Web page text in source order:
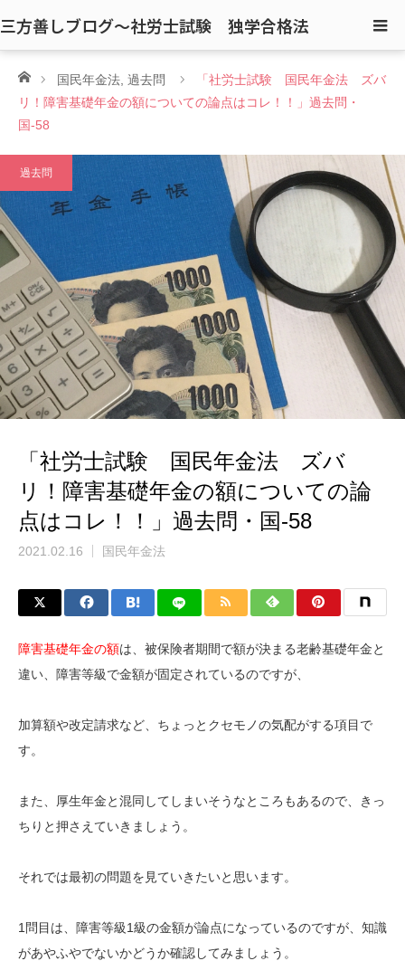
三方善しブログ〜社労士試験 独学合格法
ホーム国民年金法 過去問
「社労士試験 国民年金法 ズバ
リ！障害基礎年金の額についての論点はコレ！！」過去問・
国-58
過去問
「社労士試験 国民年金法 ズバ
リ！障害基礎年金の額についての論
点はコレ！！」過去問・国-58
2021.02.16 国民年金法
障害基礎年金の額は、被保険者期間で額が決まる老齢基礎年金と
違い、障害等級で金額が固定されているのですが、
加算額や改定請求など、ちょっとクセモノの気配がする項目で
す。
また、厚生年金と混同してしまいそうなところもあるので、きっ
ちりと押さえていきましょう。
それでは最初の問題を見ていきたいと思います。
1問目は、障害等級1級の金額が論点になっているのですが、知識
があやふやでないかどうか確認してみましょう。